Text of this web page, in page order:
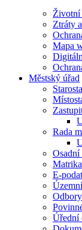
Životní
Ztráty
Mapa
Městský úřad
Starosta
Rada
Matrika
E-
Úřední